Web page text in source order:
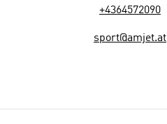
+4364572090
sport@amjet.at